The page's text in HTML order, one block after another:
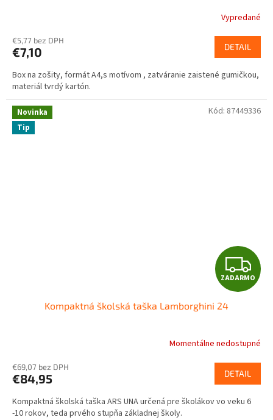
Vypredané
€5,77 bez DPH
€7,10 DETAIL
Box na zošity, formát A4,s motívom , zatváranie zaistené gumičkou,
materiál tvrdý kartón.
Novinka
Tip
Z
A
A
R
M
ZADARMO
Kompaktná školská taška Lamborghini 24
Momentálne nedostupné
€69,07 bez DPH
€84,95 DETAIL
Kompaktná školská taška ARS UNA určená pre školákov vo veku 6
-10 rokov, teda prvého stupňa základnej školy.
Kód: 87449336